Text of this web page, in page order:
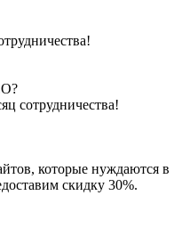
сотрудничества!
которые нуждаются в
скидку 30%.